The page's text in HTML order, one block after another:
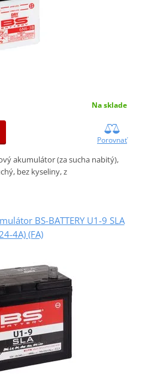
Na sklade
Porovnať
akumulátor (za sucha nabitý),
bez kyseliny, z
BS-BATTERY U1-9 SLA
4A) (FA)